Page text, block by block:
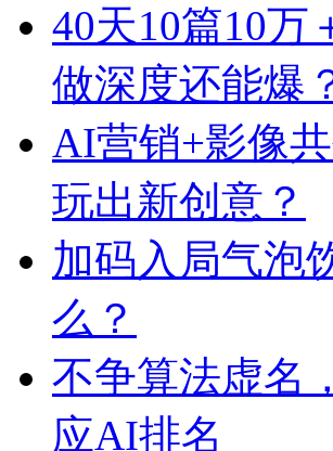
40天10篇10万
做深度还能爆
AI营销+影像
玩出新创意？
加码入局气泡
么？
不争算法虚名
应AI排名